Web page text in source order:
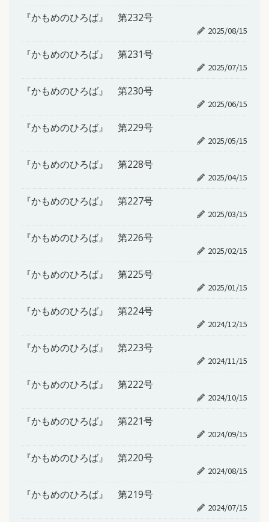
『かもめのひろば』 第232号
2025/08/15
『かもめのひろば』 第231号
2025/07/15
『かもめのひろば』 第230号
2025/06/15
『かもめのひろば』 第229号
2025/05/15
『かもめのひろば』 第228号
2025/04/15
『かもめのひろば』 第227号
2025/03/15
『かもめのひろば』 第226号
2025/02/15
『かもめのひろば』 第225号
2025/01/15
『かもめのひろば』 第224号
2024/12/15
『かもめのひろば』 第223号
2024/11/15
『かもめのひろば』 第222号
2024/10/15
『かもめのひろば』 第221号
2024/09/15
『かもめのひろば』 第220号
2024/08/15
『かもめのひろば』 第219号
2024/07/15